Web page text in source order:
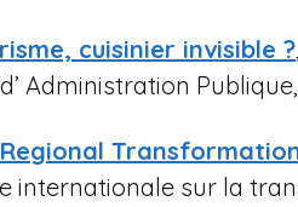
cuisinier invisible ?
Administration
internationale sur la